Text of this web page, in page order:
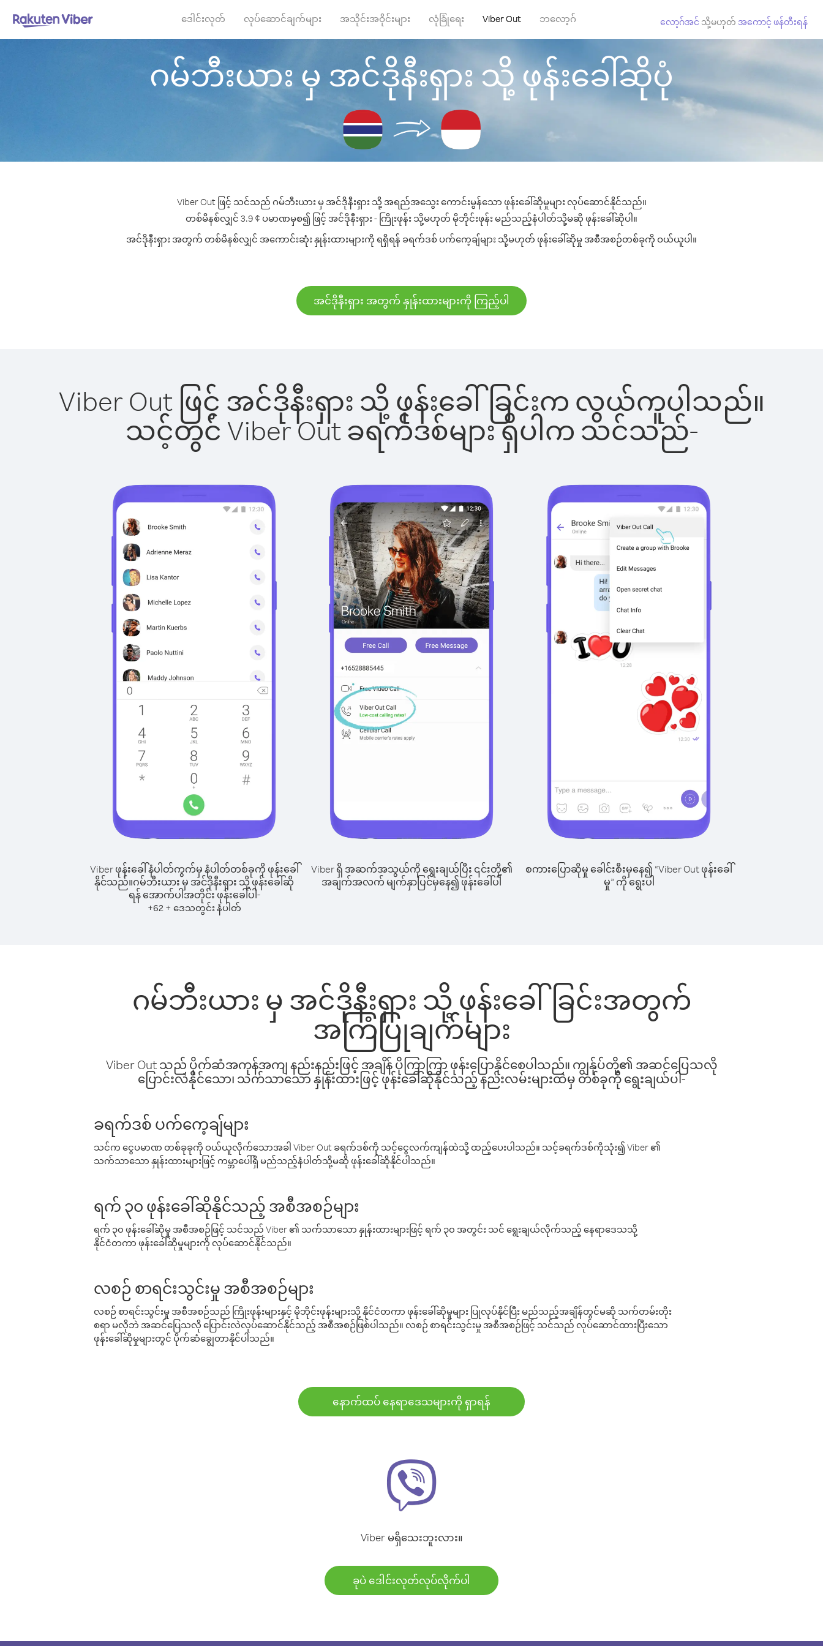
ဒေါင်းလုတ် လုပ်ဆောင်ချက်များ အသိုင်းအဝိုင်းများ လုံခြုံရေး Viber Out ဘလော့ဂ် လော့ဂ်အင် သို့မဟုတ် အကောင့် ဖန်တီးရန်
ဂမ်ဘီးယား မှ အင်ဒိုနီးရှား သို့ ဖုန်းခေါ်ဆိုပုံ
Viber Out ဖြင့် သင်သည် ဂမ်ဘီးယား မှ အင်ဒိုနီးရှား သို့ အရည်အသွေး ကောင်းမွန်သော ဖုန်းခေါ်ဆိုမှုများ လုပ်ဆောင်နိုင်သည်။
တစ်မိနစ်လျှင် 3.9 ¢ ပမာဏမှစ၍ ဖြင့် အင်ဒိုနီးရှား - ကြိုးဖုန်း သို့မဟုတ် မိုဘိုင်းဖုန်း မည်သည့်နံပါတ်သို့မဆို ဖုန်းခေါ်ဆိုပါ။
အင်ဒိုနီးရှား အတွက် တစ်မိနစ်လျှင် အကောင်းဆုံး နှုန်းထားများကို ရရှိရန် ခရက်ဒစ် ပက်ကေ့ချ်များ သို့မဟုတ် ဖုန်းခေါ်ဆိုမှု အစီအစဉ်တစ်ခုကို ဝယ်ယူပါ။
အင်ဒိုနီးရှား အတွက် နှုန်းထားများကို ကြည့်ပါ
Viber Out ဖြင့် အင်ဒိုနီးရှား သို့ ဖုန်းခေါ်ခြင်းက လွယ်ကူပါသည်။
သင့်တွင် Viber Out ခရက်ဒစ်များ ရှိပါက သင်သည်-
Viber ဖုန်းခေါ်နံပါတ်ကွက်မှ နံပါတ်တစ်ခုကို ဖုန်းခေါ်
နိုင်သည်။ဂမ်ဘီးယား မှ အင်ဒိုနီးရှား သို့ ဖုန်းခေါ်ဆို
ရန် အောက်ပါအတိုင်း ဖုန်းခေါ်ပါ-
+62+ ဒေသတွင်း နံပါတ်
Viber ရှိ အဆက်အသွယ်ကို ရွေးချယ်ပြီး ၎င်းတို့၏
အချက်အလက် မျက်နှာပြင်မှနေ၍ ဖုန်းခေါ်ပါ
စကားပြောဆိုမှု ခေါင်းစီးမှနေ၍ “Viber Out ဖုန်းခေါ်
မှု” ကို ရွေးပါ
ဂမ်ဘီးယား မှ အင်ဒိုနီးရှား သို့ ဖုန်းခေါ်ခြင်းအတွက်
အကြံပြုချက်များ
Viber Out သည် ပိုက်ဆံအကုန်အကျ နည်းနည်းဖြင့် အချိန် ပိုကြာကြာ ဖုန်းပြောနိုင်စေပါသည်။ ကျွန်ုပ်တို့၏ အဆင်ပြေသလို
ပြောင်းလဲနိုင်သော၊ သက်သာသော နှုန်းထားဖြင့် ဖုန်းခေါ်ဆိုနိုင်သည့် နည်းလမ်းများထဲမှ တစ်ခုကို ရွေးချယ်ပါ-
ခရက်ဒစ် ပက်ကေ့ချ်များ
သင်က ငွေပမာဏ တစ်ခုခုကို ဝယ်ယူလိုက်သောအခါ Viber Out ခရက်ဒစ်ကို သင့်ငွေလက်ကျန်ထဲသို့ ထည့်ပေးပါသည်။ သင့်ခရက်ဒစ်ကိုသုံး၍ Viber ၏
သက်သာသော နှုန်းထားများဖြင့် ကမ္ဘာပေါ်ရှိ မည်သည့်နံပါတ်သို့မဆို ဖုန်းခေါ်ဆိုနိုင်ပါသည်။
ရက် ၃၀ ဖုန်းခေါ်ဆိုနိုင်သည့် အစီအစဉ်များ
ရက် ၃၀ ဖုန်းခေါ်ဆိုမှု အစီအစဉ်ဖြင့် သင်သည် Viber ၏ သက်သာသော နှုန်းထားများဖြင့် ရက် ၃၀ အတွင်း သင် ရွေးချယ်လိုက်သည့် နေရာဒေသသို့
နိုင်ငံတကာ ဖုန်းခေါ်ဆိုမှုများကို လုပ်ဆောင်နိုင်သည်။
လစဉ် စာရင်းသွင်းမှု အစီအစဉ်များ
လစဉ် စာရင်းသွင်းမှု အစီအစဉ်သည် ကြိုးဖုန်းများနှင့် မိုဘိုင်းဖုန်းများသို့ နိုင်ငံတကာ ဖုန်းခေါ်ဆိုမှုများ ပြုလုပ်နိုင်ပြီး မည်သည့်အချိန်တွင်မဆို သက်တမ်းတိုး
စရာ မလိုဘဲ အဆင်ပြေသလို ပြောင်းလဲလုပ်ဆောင်နိုင်သည့် အစီအစဉ်ဖြစ်ပါသည်။ လစဉ် စာရင်းသွင်းမှု အစီအစဉ်ဖြင့် သင်သည် လုပ်ဆောင်ထားပြီးသော
ဖုန်းခေါ်ဆိုမှုများတွင် ပိုက်ဆံချွေတာနိုင်ပါသည်။
နောက်ထပ် နေရာဒေသများကို ရှာရန်
Viber မရှိသေးဘူးလား။
ခုပဲ ဒေါင်းလုတ်လုပ်လိုက်ပါ